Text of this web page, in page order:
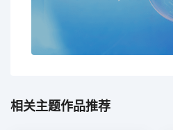
相关主题作品推荐